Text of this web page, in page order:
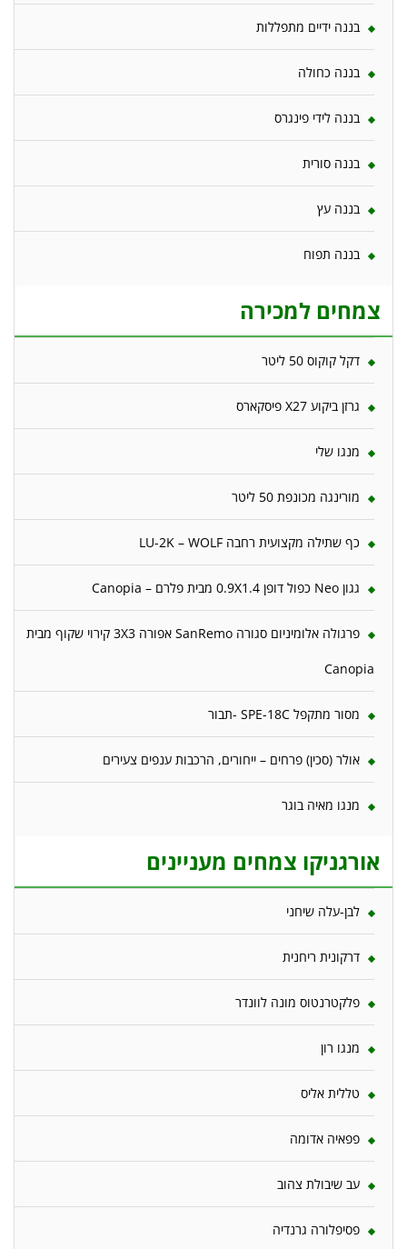
בננה ידיים מתפללות
בננה כחולה
בננה לידי פינגרס
בננה סורית
בננה עץ
בננה תפוח
צמחים למכירה
דקל קוקוס 50 ליטר
גרזן ביקוע X27 פיסקארס
מנגו שלי
מורינגה מכונפת 50 ליטר
כף שתילה מקצועית רחבה LU-2K – WOLF
גגון Neo כפול דופן 0.9X1.4 מבית פלרם – Canopia
פרגולה אלומיניום סגורה SanRemo אפורה 3X3 קירוי שקוף מבית
Canopia
מסור מתקפל SPE-18C -תבור
אולר (סכין) פרחים – ייחורים, הרכבות ענפים צעירים
מנגו מאיה בוגר
אורגניקו צמחים מעניינים
לבן-עלה שיחני
דרקונית ריחנית
פלקטרנטוס מונה לוונדר
מנגו רון
טללית אליס
פפאיה אדומה
עב שיבולת צהוב
פסיפלורה גרנדיה